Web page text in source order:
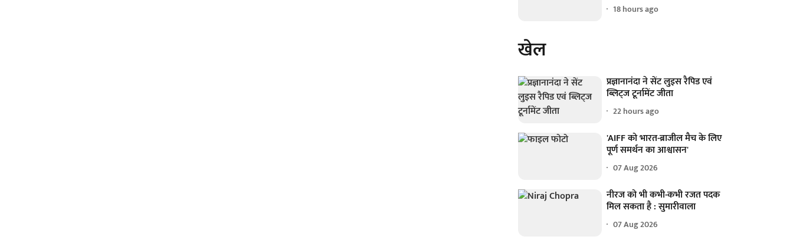
18 hours ago
खेल
प्रज्ञानानंदा ने सेंट लुइस रैपिड एवं
ब्लिट्ज टूर्नामेंट जीता
22 hours ago
'AIFF को भारत-ब्राजील मैच के लिए
पूर्ण समर्थन का आश्वासन'
07 Aug 2026
नीरज को भी कभी-कभी रजत पदक
मिल सकता है : सुमारीवाला
07 Aug 2026